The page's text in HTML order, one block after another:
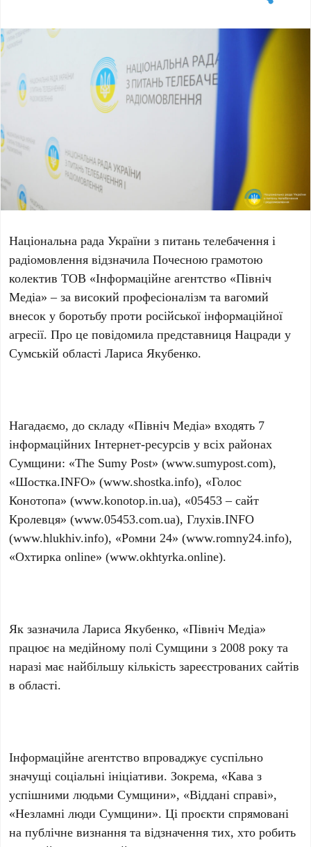
Національна рада України з питань телебачення і
радіомовлення відзначила Почесною грамотою
колектив ТОВ «Інформаційне агентство «Північ
Медіа» – за високий професіоналізм та вагомий
внесок у боротьбу проти російської інформаційної
агресії. Про це повідомила представниця Нацради у
Сумській області Лариса Якубенко.
Нагадаємо, до складу «Північ Медіа» входять 7
інформаційних Інтернет-ресурсів у всіх районах
Сумщини: «The Sumy Post» (www.sumypost.com),
«Шостка.INFO» (www.shostka.info), «Голос
Конотопа» (www.konotop.in.ua), «05453 – сайт
Кролевця» (www.05453.com.ua), Глухів.INFO
(www.hlukhiv.info), «Ромни 24» (www.romny24.info),
«Охтирка online» (www.okhtyrka.online).
Як зазначила Лариса Якубенко, «Північ Медіа»
працює на медійному полі Сумщини з 2008 року та
наразі має найбільшу кількість зареєстрованих сайтів
в області.
Інформаційне агентство впроваджує суспільно
значущі соціальні ініціативи. Зокрема, «Кава з
успішними людьми Сумщини», «Віддані справі»,
«Незламні люди Сумщини». Ці проєкти спрямовані
на публічне визнання та відзначення тих, хто робить